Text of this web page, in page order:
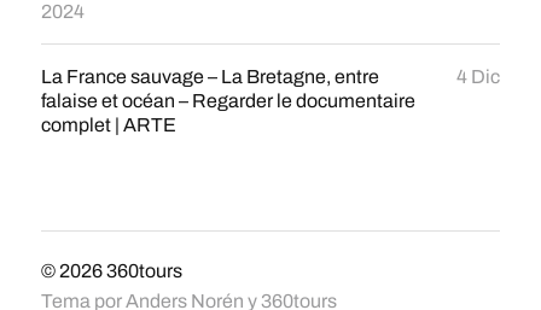
2024
La France sauvage – La Bretagne, entre
falaise et océan – Regarder le documentaire
complet | ARTE
4 Dic
© 2026360tours
Tema porAnders Norén y360tours